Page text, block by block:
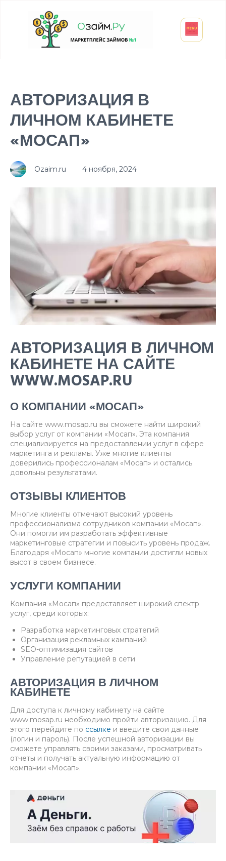
АВТОРИЗАЦИЯ В
ЛИЧНОМ КАБИНЕТЕ
«МОСАП»
Ozaim.ru 4 ноября, 2024
АВТОРИЗАЦИЯ В ЛИЧНОМ
КАБИНЕТЕ НА САЙТЕ
WWW.MOSAP.RU
О КОМПАНИИ «МОСАП»
На сайте www.mosap.ru вы сможете найти широкий
выбор услуг от компании «Мосап». Эта компания
специализируется на предоставлении услуг в сфере
маркетинга и рекламы. Уже многие клиенты
доверились профессионалам «Мосап» и остались
довольны результатами.
ОТЗЫВЫ КЛИЕНТОВ
Многие клиенты отмечают высокий уровень
профессионализма сотрудников компании «Мосап».
Они помогли им разработать эффективные
маркетинговые стратегии и повысить уровень продаж.
Благодаря «Мосап» многие компании достигли новых
высот в своем бизнесе.
УСЛУГИ КОМПАНИИ
Компания «Мосап» предоставляет широкий спектр
услуг, среди которых:
Разработка маркетинговых стратегий
Организация рекламных кампаний
SEO-оптимизация сайтов
Управление репутацией в сети
АВТОРИЗАЦИЯ В ЛИЧНОМ
КАБИНЕТЕ
Для доступа к личному кабинету на сайте
www.mosap.ru необходимо пройти авторизацию. Для
этого перейдите по ссылке и введите свои данные
(логин и пароль). После успешной авторизации вы
сможете управлять своими заказами, просматривать
отчеты и получать актуальную информацию от
компании «Мосап».